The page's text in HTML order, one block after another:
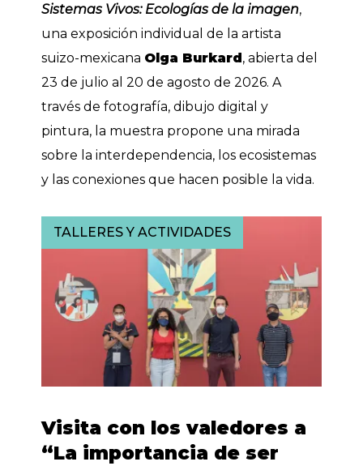
Sistemas Vivos: Ecologías de la imagen,
una exposición individual de la artista
suizo-mexicana Olga Burkard, abierta del
23 de julio al 20 de agosto de 2026. A
través de fotografía, dibujo digital y
pintura, la muestra propone una mirada
sobre la interdependencia, los ecosistemas
y las conexiones que hacen posible la vida.
TALLERES Y ACTIVIDADES
Visita con los valedores a
“La importancia de ser